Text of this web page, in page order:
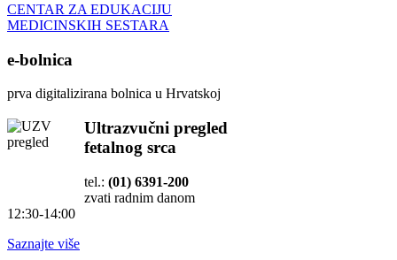
CENTAR ZA EDUKACIJU
MEDICINSKIH SESTARA
e-bolnica
prva digitalizirana bolnica u Hrvatskoj
Ultrazvučni pregled
fetalnog srca
tel.: (01) 6391-200
zvati radnim danom
12:30-14:00
Saznajte više